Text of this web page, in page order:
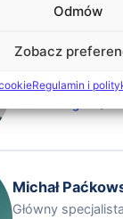
Odmów
Zobacz
Regulamin i
Marek
Zastępca
Michał
Główny